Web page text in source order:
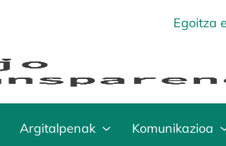
Egoitza
Argitalpenak Komunikazioa